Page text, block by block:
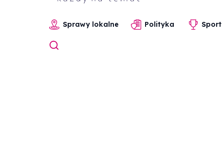
Sprawy lokalne Polityka Sport